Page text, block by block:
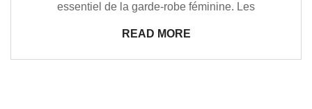
essentiel de la garde-robe féminine. Les
READ MORE